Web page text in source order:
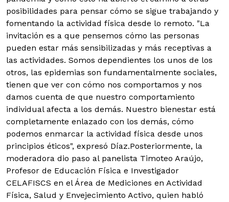
posibilidades para pensar cómo se sigue trabajando y
fomentando la actividad física desde lo remoto. "La
invitación es a que pensemos cómo las personas
pueden estar más sensibilizadas y más receptivas a
las actividades. Somos dependientes los unos de los
otros, las epidemias son fundamentalmente sociales,
tienen que ver con cómo nos comportamos y nos
damos cuenta de que nuestro comportamiento
individual afecta a los demás. Nuestro bienestar está
completamente enlazado con los demás, cómo
podemos enmarcar la actividad física desde unos
principios éticos", expresó Díaz.Posteriormente, la
moderadora dio paso al panelista Timoteo Araújo,
Profesor de Educación Física e Investigador
CELAFISCS en el Área de Mediciones en Actividad
Física, Salud y Envejecimiento Activo, quien habló